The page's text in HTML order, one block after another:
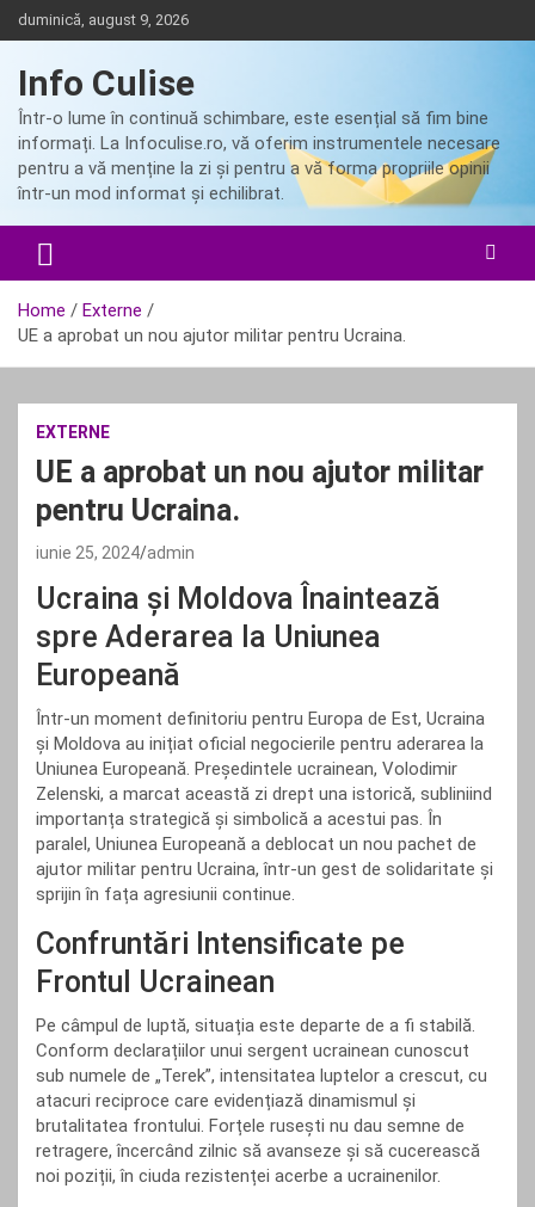
Skip
to
duminică, august 9, 2026
Info Culise
Într-o lume în continuă schimbare, este esențial să fim bine
informați. La Infoculise.ro, vă oferim instrumentele necesare
pentru a vă menține la zi și pentru a vă forma propriile opinii
într-un mod informat și echilibrat.
Home
Externe
UE a aprobat un nou ajutor militar pentru Ucraina.
EXTERNE
UE a aprobat un nou ajutor militar
pentru Ucraina.
iunie 25, 2024 admin
Ucraina și Moldova Înaintează
spre Aderarea la Uniunea
Europeană
Într-un moment definitoriu pentru Europa de Est, Ucraina
și Moldova au inițiat oficial negocierile pentru aderarea la
Uniunea Europeană. Președintele ucrainean, Volodimir
Zelenski, a marcat această zi drept una istorică, subliniind
importanța strategică și simbolică a acestui pas. În
paralel, Uniunea Europeană a deblocat un nou pachet de
ajutor militar pentru Ucraina, într-un gest de solidaritate și
sprijin în fața agresiunii continue.
Confruntări Intensificate pe
Frontul Ucrainean
Pe câmpul de luptă, situația este departe de a fi stabilă.
Conform declarațiilor unui sergent ucrainean cunoscut
sub numele de „Terek”, intensitatea luptelor a crescut, cu
atacuri reciproce care evidențiază dinamismul și
brutalitatea frontului. Forțele rusești nu dau semne de
retragere, încercând zilnic să avanseze și să cucerească
noi poziții, în ciuda rezistenței acerbe a ucrainenilor.